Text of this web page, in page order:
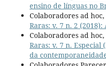
ensino de línguas no
Colaboradores ad hoc,
Raras: v. 7 n. 2
Colaboradores ad hoc,
Raras: v. 7 n. Especial
da